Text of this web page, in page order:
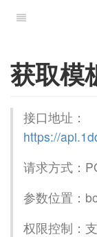
获取模
接口地址：
https://
请求方式：
参数位置：
权限控制：